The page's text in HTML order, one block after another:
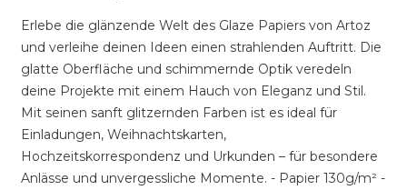
Erlebe die glänzende Welt des Glaze Papiers von Artoz
und verleihe deinen Ideen einen strahlenden Auftritt. Die
glatte Oberfläche und schimmernde Optik veredeln
deine Projekte mit einem Hauch von Eleganz und Stil.
Mit seinen sanft glitzernden Farben ist es ideal für
Einladungen, Weihnachtskarten,
Hochzeitskorrespondenz und Urkunden – für besondere
Anlässe und unvergessliche Momente. - Papier 130g/m² -